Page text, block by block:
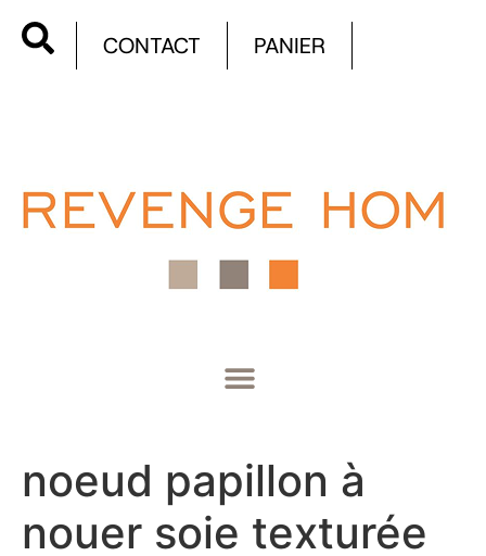
CONTACT PANIER
noeud papillon à
nouer soie texturée